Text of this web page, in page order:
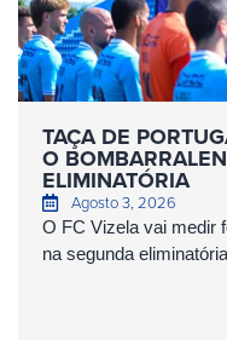
TAÇA DE
O
ELIMINATÓRIA
Agosto 3, 2026
O FC Vizela vai medir
na segunda